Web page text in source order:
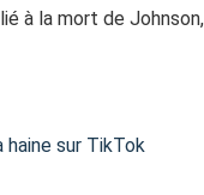
à la mort de
haine sur TikTok